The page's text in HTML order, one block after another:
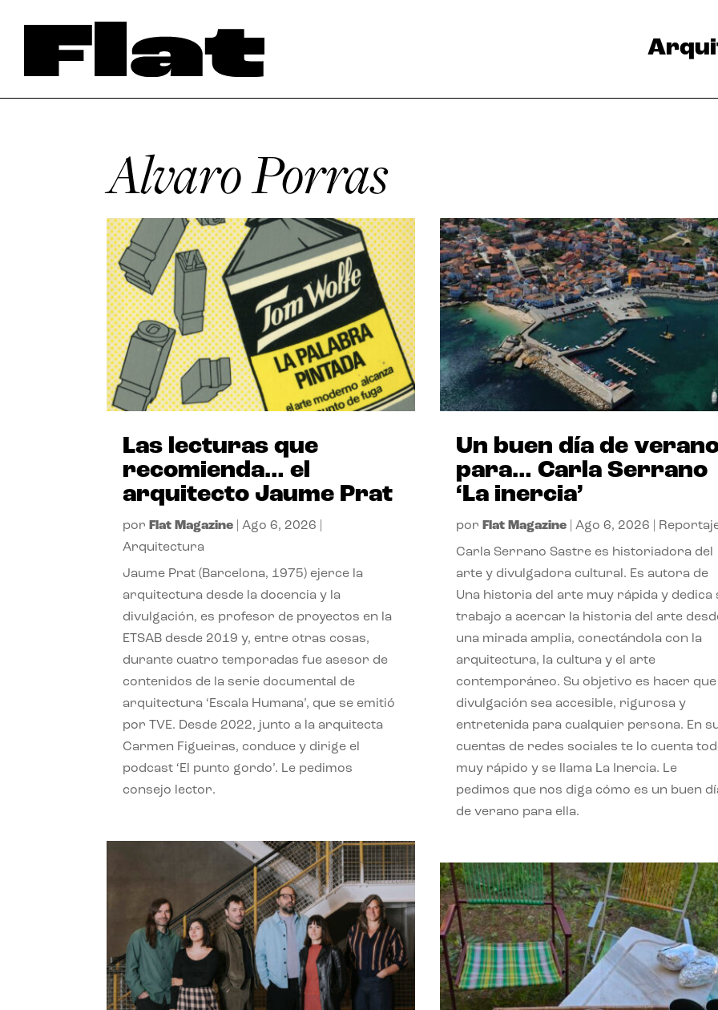
Alvaro Porras
Las lecturas que
recomienda… el
arquitecto Jaume Prat
por Flat Magazine |Ago 6, 2026
Arquitectura
Jaume Prat (Barcelona, 1975) ejerce la
arquitectura desde la docencia y la
divulgación, es profesor de proyectos en la
ETSAB desde 2019 y, entre otras cosas,
durante cuatro temporadas fue asesor de
contenidos de la serie documental de
arquitectura ‘Escala Humana’, que se emitió
por TVE. Desde 2022, junto a la arquitecta
Carmen Figueiras, conduce y dirige el
podcast ‘El punto gordo’. Le pedimos
consejo lector.
Un buen día de
para… Carla Serrano
‘La inercia’
por Flat Magazine| Ago 6, 2026
Carla Serrano Sastre es historiadora del
arte y divulgadora cultural. Es autora de
Una historia del arte muy rápida y dedica
trabajo a acercar la historia del arte
una mirada amplia, conectándola con la
arquitectura, la cultura y el arte
contemporáneo. Su objetivo es hacer que
divulgación sea accesible, rigurosa y
entretenida para cualquier persona. En
cuentas de redes sociales te lo cuenta
muy rápido y se llama La Inercia. Le
pedimos que nos diga cómo es un buen
de verano para ella.